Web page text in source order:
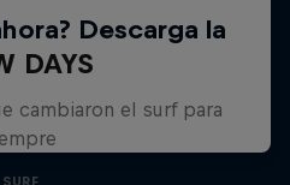
DAYS
cambiaron el surf para
SURF